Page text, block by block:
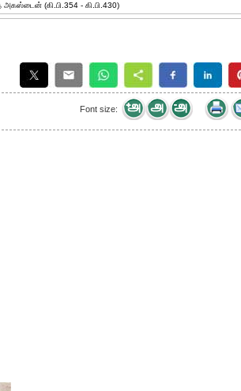
அகஸ்டைன் (கி.பி.354 - கி.பி.430)
Font size: